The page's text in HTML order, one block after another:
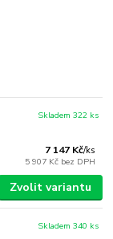
7 147 Kč/ks
5 907 Kč bez DPH
Skladem 322 ks
Zvolit variantu
Skladem 340 ks